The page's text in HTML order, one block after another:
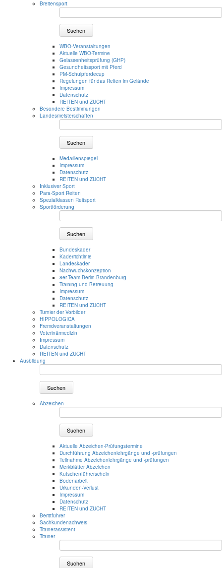
Breitensport
Suchen
WBO-Veranstaltungen
Aktuelle WBO-Termine
Gelassenheitsprüfung (GHP)
Gesundheitssport mit Pferd
PM-Schulpferdecup
Regelungen für das Reiten im Gelände
Impressum
Datenschutz
REITEN und ZUCHT
Besondere Bestimmungen
Landesmeisterschaften
Suchen
Medaillenspiegel
Impressum
Datenschutz
REITEN und ZUCHT
Inklusiver Sport
Para-Sport Reiten
Spezialklassen Reitsport
Sportförderung
Suchen
Bundeskader
Kaderrichtlinie
Landeskader
Nachwuchskonzeption
8er-Team Berlin-Brandenburg
Training und Betreuung
Impressum
Datenschutz
REITEN und ZUCHT
Turnier der Vorbilder
HIPPOLOGICA
Fremdveranstaltungen
Veterinärmedizin
Impressum
Datenschutz
REITEN und ZUCHT
Ausbildung
Suchen
Abzeichen
Suchen
Aktuelle Abzeichen-Prüfungstermine
Durchführung Abzeichenlehrgänge und -prüfungen
Teilnahme Abzeichenlehrgänge und -prüfungen
Merkblätter Abzeichen
Kutschenführerschein
Bodenarbeit
Urkunden-Verlust
Impressum
Datenschutz
REITEN und ZUCHT
Berittführer
Sachkundenachweis
Trainerassistent
Trainer
Suchen